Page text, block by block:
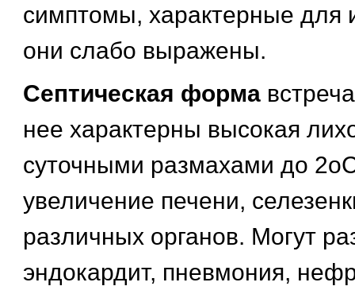
симптомы, характерные для
они слабо выражены.
Септическая форма
нее характерны высокая
суточными размахами до
увеличение печени,
различных органов. Могут
эндокардит, пневмония,